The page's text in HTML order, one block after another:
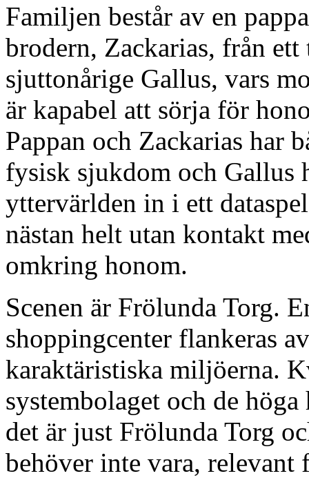
Familjen består av en
brodern, Zackarias, från
sjuttonårige Gallus, vars
är kapabel att sörja för
Pappan och Zackarias har
fysisk sjukdom och Gallus
yttervärlden in i ett
nästan helt utan kontakt
omkring honom.
Scenen är Frölunda Torg.
shoppingcenter flankeras
karaktäristiska miljöerna.
systembolaget och de
det är just Frölunda Torg
behöver inte vara, relevant